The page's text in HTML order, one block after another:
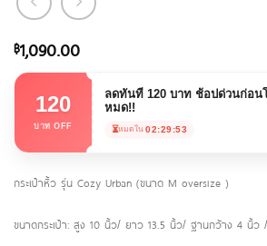
฿1,090.00
120
บาท OFF
ลดทันที 120 บาท ช้อปด่วนก่อน
หมด!!
⏳หมดใน 02:29:52
กระเป๋าหิ้ว รุ่น Cozy Urban (ขนาด M oversize )
ขนาดกระเป๋า: สูง 10 นิ้ว/ ยาว 13.5 นิ้ว/ ฐานกว้าง 4 นิ้